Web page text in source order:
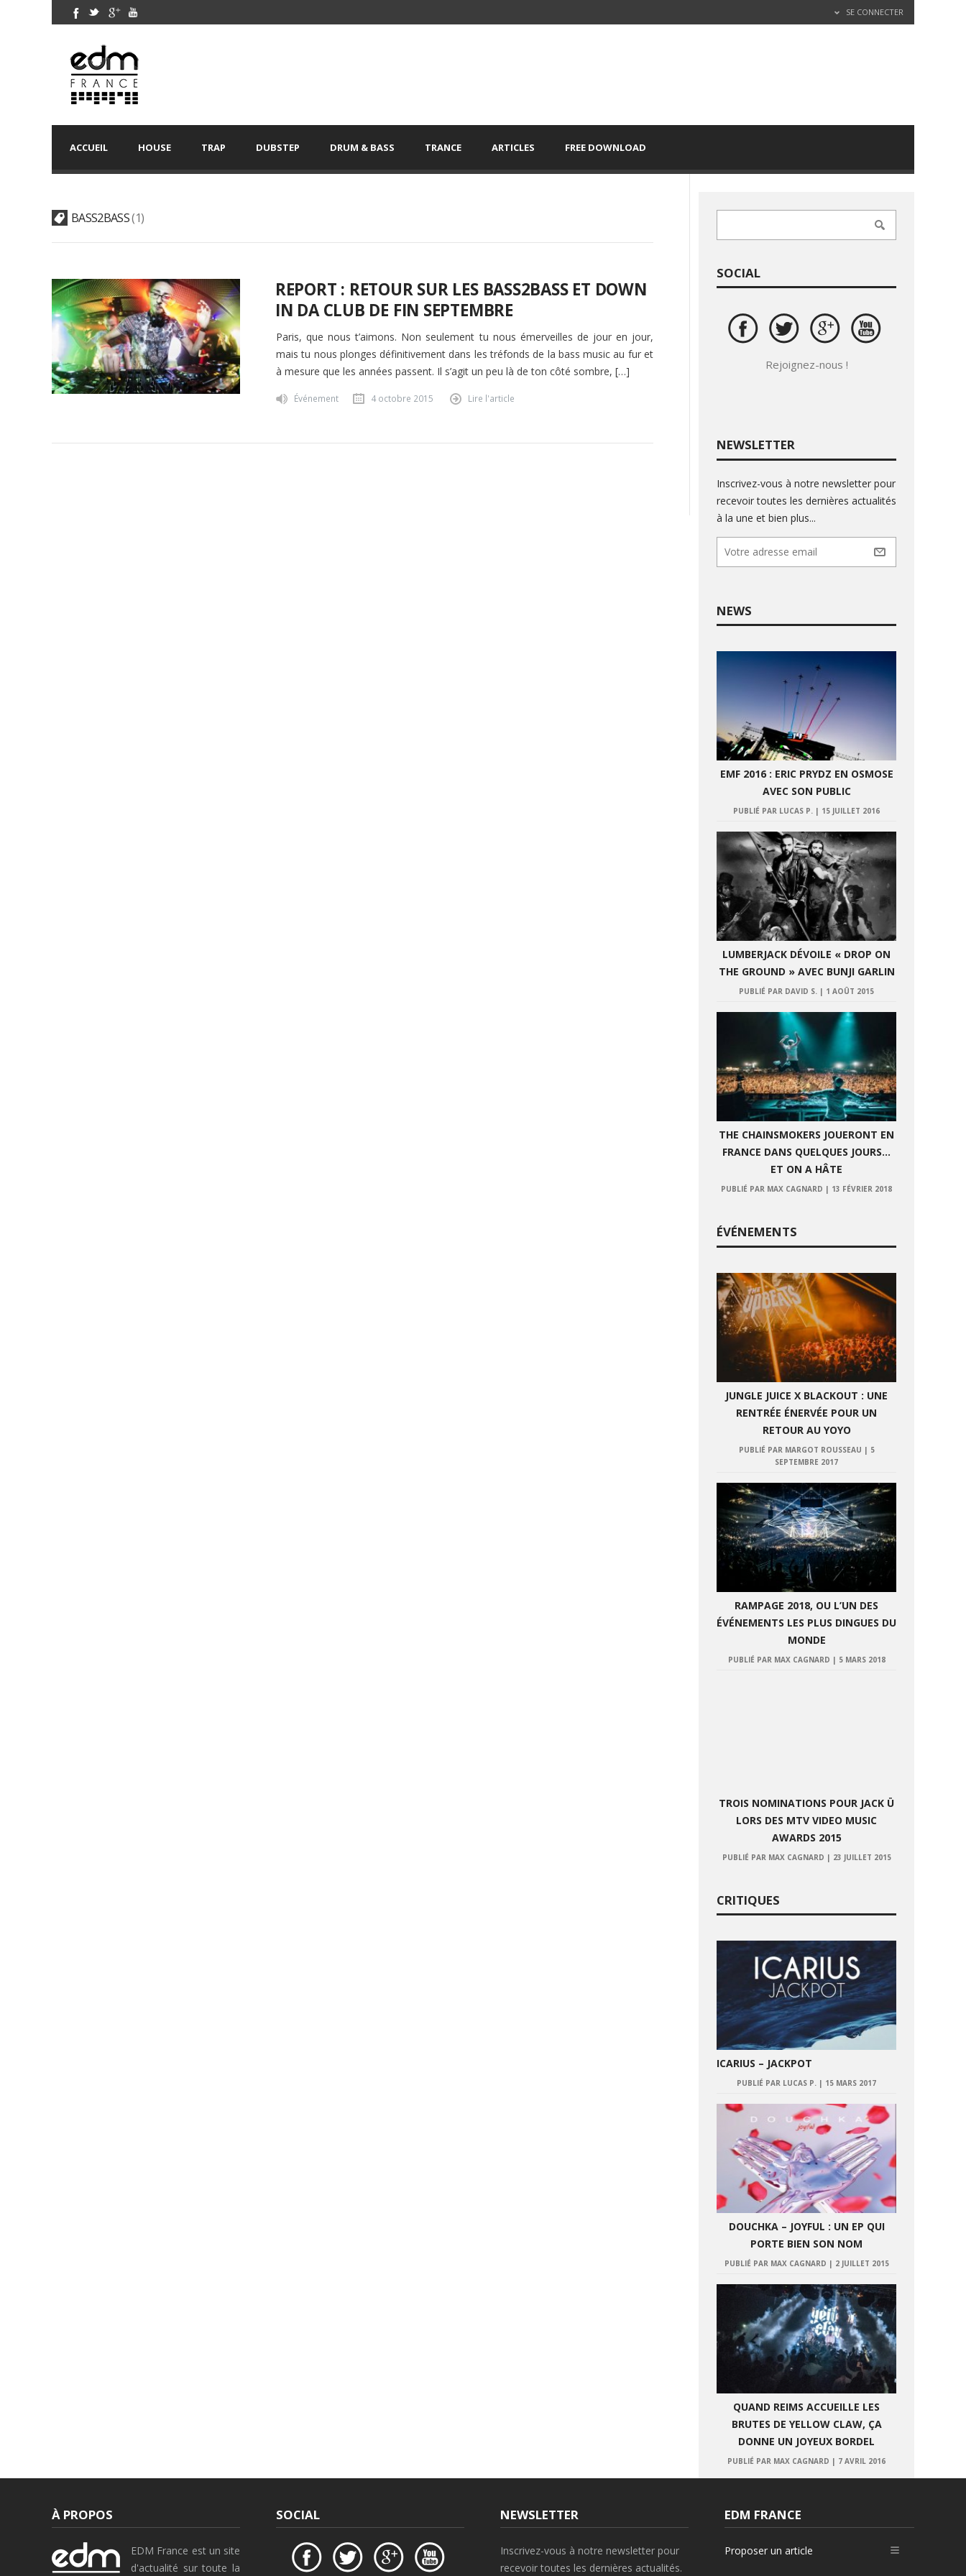
SE CONNECTER
ACCUEIL HOUSE TRAP DUBSTEP DRUM & BASS TRANCE ARTICLES FREE DOWNLOAD
BASS2BASS 1
REPORT : RETOUR SUR LES BASS2BASS ET DOWN
IN DA CLUB DE FIN SEPTEMBRE
Paris, que nous t’aimons. Non seulement tu nous émerveilles de jour en jour,
mais tu nous plonges définitivement dans les tréfonds de la bass music au fur et
à mesure que les années passent. Il s’agit un peu là de ton côté sombre, […]
Événement 4 octobre 2015 Lire l'article
SOCIAL
Rejoignez-nous !
NEWSLETTER
Inscrivez-vous à notre newsletter pour
recevoir toutes les dernières actualités
à la une et bien plus...
NEWS
EMF 2016 : ERIC PRYDZ EN OSMOSE
AVEC SON PUBLIC
PUBLIÉ PAR LUCAS P. | 15 JUILLET 2016
LUMBERJACK DÉVOILE « DROP ON
THE GROUND » AVEC BUNJI GARLIN
PUBLIÉ PAR DAVID S. | 1 AOÛT 2015
THE CHAINSMOKERS JOUERONT EN
FRANCE DANS QUELQUES JOURS…
ET ON A HÂTE
PUBLIÉ PAR MAX CAGNARD | 13 FÉVRIER 2018
ÉVÉNEMENTS
JUNGLE JUICE X BLACKOUT : UNE
RENTRÉE ÉNERVÉE POUR UN
RETOUR AU YOYO
PUBLIÉ PAR MARGOT ROUSSEAU | 5
SEPTEMBRE 2017
RAMPAGE 2018, OU L’UN DES
ÉVÉNEMENTS LES PLUS DINGUES DU
MONDE
PUBLIÉ PAR MAX CAGNARD | 5 MARS 2018
TROIS NOMINATIONS POUR JACK Ü
LORS DES MTV VIDEO MUSIC
AWARDS 2015
PUBLIÉ PAR MAX CAGNARD | 23 JUILLET 2015
CRITIQUES
ICARIUS – JACKPOT
PUBLIÉ PAR LUCAS P. | 15 MARS 2017
DOUCHKA – JOYFUL : UN EP QUI
PORTE BIEN SON NOM
PUBLIÉ PAR MAX CAGNARD | 2 JUILLET 2015
QUAND REIMS ACCUEILLE LES
BRUTES DE YELLOW CLAW, ÇA
DONNE UN JOYEUX BORDEL
PUBLIÉ PAR MAX CAGNARD | 7 AVRIL 2016
À PROPOS
EDM France est un site
d'actualité sur toute la
SOCIAL NEWSLETTER
Inscrivez-vous à notre newsletter pour
recevoir toutes les dernières actualités.
EDM FRANCE
Proposer un article